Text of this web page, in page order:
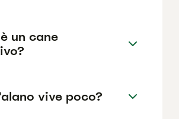
un cane
vive poco?